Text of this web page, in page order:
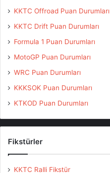
KKTC Offroad Puan Durumları
KKTC Drift Puan Durumları
Formula 1 Puan Durumları
MotoGP Puan Durumları
WRC Puan Durumları
KKKSOK Puan Durumları
KTKOD Puan Durumları
Fikstürler
KKTC Ralli Fikstür